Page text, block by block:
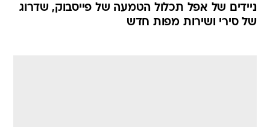
ניידים של אפל תכלול הטמעה של פייסבוק, שדרוג
של סירי ושירות מפות חדש